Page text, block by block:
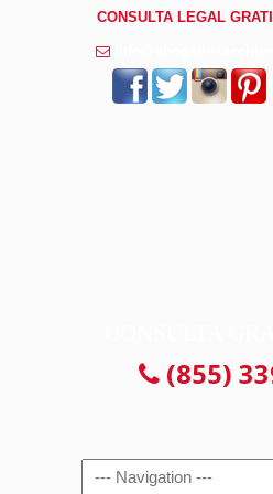
CONSULTA LEGAL
(855)
Navigation